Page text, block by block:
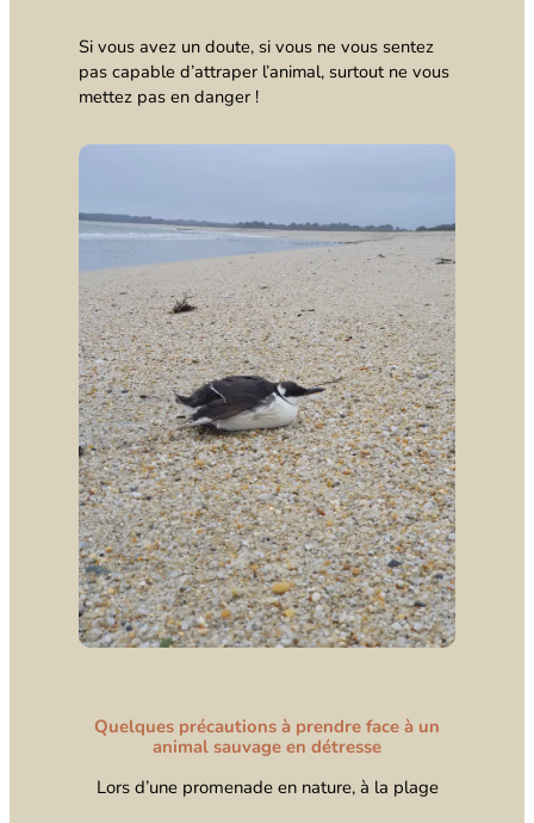
Si vous avez un doute, si vous ne vous sentez
pas capable d’attraper l’animal, surtout ne vous
mettez pas en danger !
Quelques précautions à prendre face à un
animal sauvage en détresse
Lors d’une promenade en nature, à la plage